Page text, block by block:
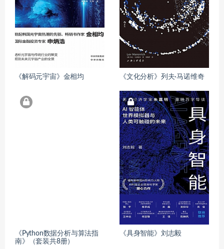
《解码元宇宙》金相均 《文化分析》列夫·马诺维奇
《Python数据分析与算法指
南》（套装共8册）
《具身智能》刘志毅